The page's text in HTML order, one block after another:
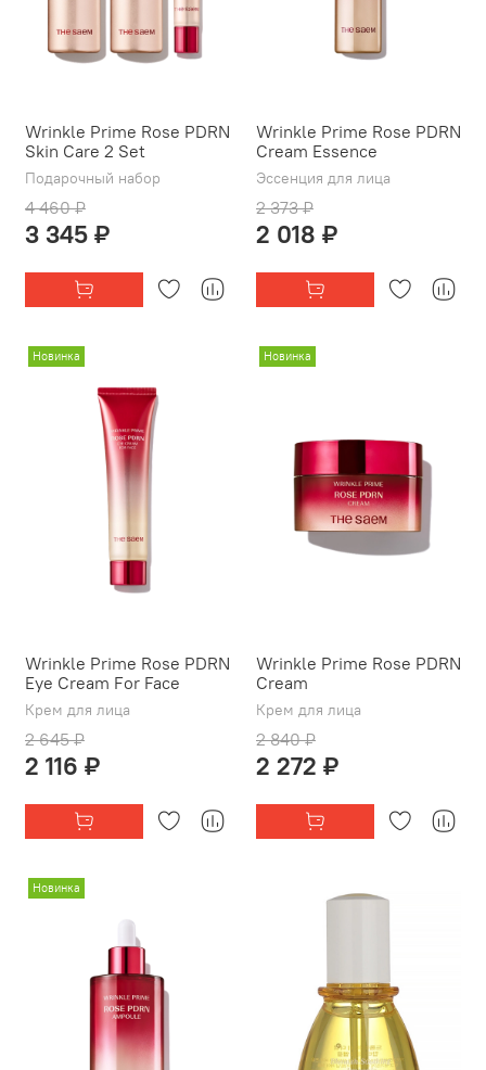
Wrinkle Prime Rose PDRN
Skin Care 2 Set
Подарочный набор
4 460 ₽
3 345 ₽
Wrinkle Prime Rose PDRN
Cream Essence
Эссенция для лица
2 373 ₽
2 018 ₽
Новинка
Wrinkle Prime Rose PDRN
Eye Cream For Face
Крем для лица
2 645 ₽
2 116 ₽
Новинка
Wrinkle Prime Rose PDRN
Cream
Крем для лица
2 840 ₽
2 272 ₽
Новинка